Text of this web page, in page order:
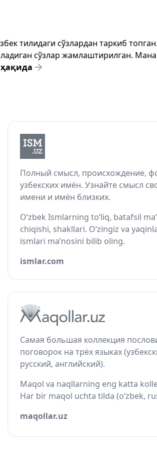
тилидаги сўзлардан таркиб
сўзлар жамлаштирилган.
Полный смысл, происхождение,
узбекских имён. Узнайте смысл
имени и имён близких.
O‘zbek Ismlarning to‘liq, batafsil
chiqishi, shakllari. O‘zingiz va
ismlari ma’nosini bilib oling.
ismlar.com
Самая большая коллекция
поговорок на трёх языках
русский, английский).
Maqol va naqllarning eng katta
Har bir maqol uchta tilda (o‘zbek,
maqollar.uz